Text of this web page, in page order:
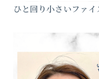
ひと回り小さいファイ